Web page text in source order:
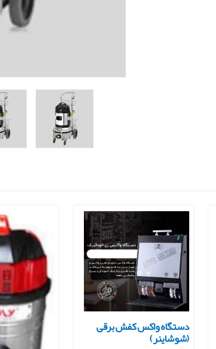
دستگاه واکس کفش برقی
(شوشاینر)